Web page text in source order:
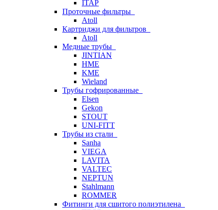
ITAP
Проточные фильтры
Atoll
Картриджи для фильтров
Atoll
Медные трубы
JINTIAN
HME
KME
Wieland
Трубы гофрированные
Elsen
Gekon
STOUT
UNI-FITT
Трубы из стали
Sanha
VIEGA
LAVITA
VALTEC
NEPTUN
Stahlmann
ROMMER
Фитинги для сшитого полиэтилена